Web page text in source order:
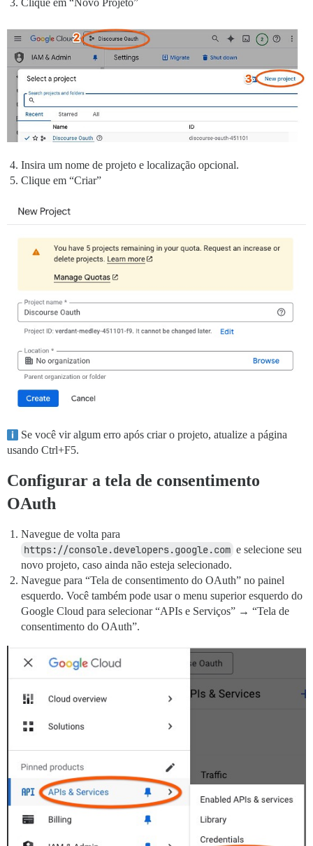
Clique em “Novo Projeto”
Insira um nome de projeto e localização opcional.
Clique em “Criar”
Se você vir algum erro após criar o projeto, atualize a página
usando Ctrl+F5.
Configurar a tela de consentimento
OAuth
Navegue de volta para
https://console.developers.google.com e selecione seu
novo projeto, caso ainda não esteja selecionado.
Navegue para “Tela de consentimento do OAuth” no painel
esquerdo. Você também pode usar o menu superior esquerdo do
Google Cloud para selecionar “APIs e Serviços” → “Tela de
consentimento do OAuth”.